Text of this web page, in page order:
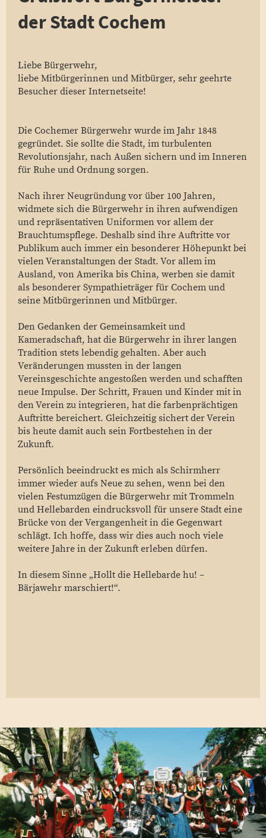
der Stadt Cochem
Liebe Bürgerwehr,
liebe Mitbürgerinnen und Mitbürger, sehr geehrte
Besucher dieser Internetseite!
Die Cochemer Bürgerwehr wurde im Jahr 1848
gegründet. Sie sollte die Stadt, im turbulenten
Revolutionsjahr, nach Außen sichern und im Inneren
für Ruhe und Ordnung sorgen.
Nach ihrer Neugründung vor über 100 Jahren,
widmete sich die Bürgerwehr in ihren aufwendigen
und repräsentativen Uniformen vor allem der
Brauchtumspflege. Deshalb sind ihre Auftritte vor
Publikum auch immer ein besonderer Höhepunkt bei
vielen Veranstaltungen der Stadt. Vor allem im
Ausland, von Amerika bis China, werben sie damit
als besonderer Sympathieträger für Cochem und
seine Mitbürgerinnen und Mitbürger.
Den Gedanken der Gemeinsamkeit und
Kameradschaft, hat die Bürgerwehr in ihrer langen
Tradition stets lebendig gehalten. Aber auch
Veränderungen mussten in der langen
Vereinsgeschichte angestoßen werden und schafften
neue Impulse. Der Schritt, Frauen und Kinder mit in
den Verein zu integrieren, hat die farbenprächtigen
Auftritte bereichert. Gleichzeitig sichert der Verein
bis heute damit auch sein Fortbestehen in der
Zukunft.
Persönlich beeindruckt es mich als Schirmherr
immer wieder aufs Neue zu sehen, wenn bei den
vielen Festumzügen die Bürgerwehr mit Trommeln
und Hellebarden eindrucksvoll für unsere Stadt eine
Brücke von der Vergangenheit in die Gegenwart
schlägt. Ich hoffe, dass wir dies auch noch viele
weitere Jahre in der Zukunft erleben dürfen.
In diesem Sinne „Hollt die Hellebarde hu! –
Bärjawehr marschiert!“.